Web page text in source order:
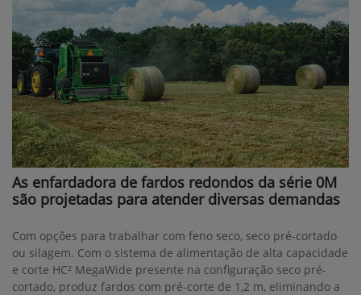
As enfardadora de fardos redondos da série 0M
são projetadas para atender diversas demandas
Com opções para trabalhar com feno seco, seco pré-cortado
ou silagem. Com o sistema de alimentação de alta capacidade
e corte HC² MegaWide presente na configuração seco pré-
cortado, produz fardos com pré-corte de 1,2 m, eliminando a